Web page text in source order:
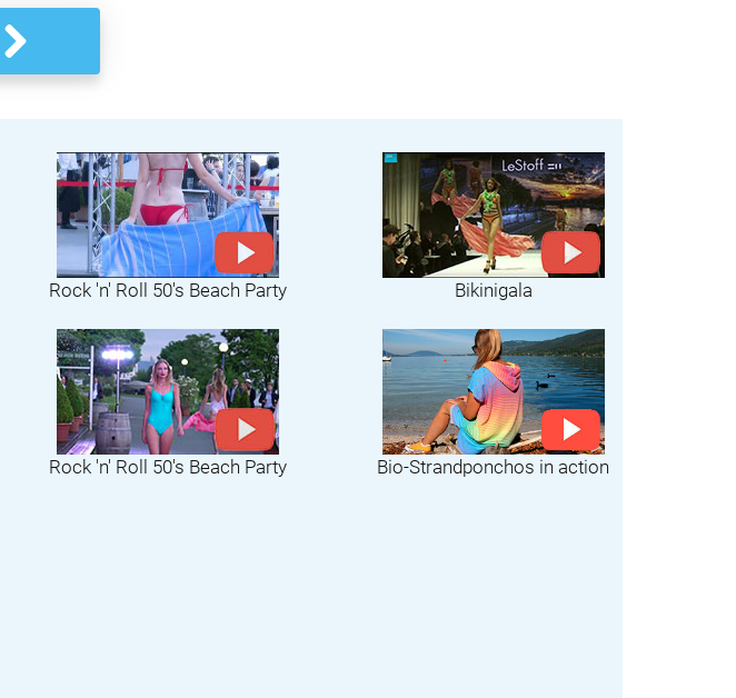
Rock 'n' Roll 50's Beach Party Bikinigala
Rock 'n' Roll 50's Beach Party Bio-Strandponchos in action